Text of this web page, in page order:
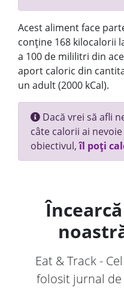
Acest aliment face
conține 168 kilocalorii
a 100 de mililitri din
aport caloric din
un adult (2000 kCal).
Dacă vrei să afli
câte calorii ai
obiectivul,îl poți
Eat & Track -
folosit jurnal